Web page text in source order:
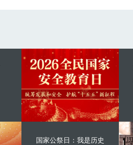
国家公祭日：我是历史